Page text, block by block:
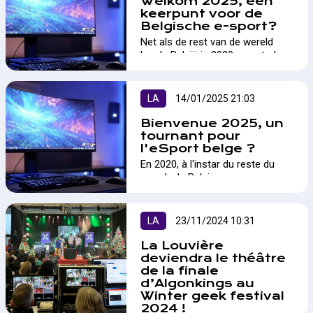
keerpunt voor de
Belgische e-sport?
Net als de rest van de wereld
kende België in 2020 een sterke
aanzienlijke investeringen. In
2024 was er echter wereldwijd
sprake van een zekere
stabilisatie. Hoe zit het vandaag
in ons land, en wat mogen we
verwachten in 2025? Een
analyse.…
LA 14/01/2025 21:03
Bienvenue 2025, un
tournant pour
l'eSport belge ?
En 2020, à l'instar du reste du
monde, la Belgique a connu un
prenant forme et amenant
parfois à de solides
investissements. En 2024
toutefois, un certaines
stabilisation à l'échelle mondiale
a été ressentie. Qu'en est il dans
notre pays et qu'en sera t'il en
2025 ? Analyse.…
LA 23/11/2024 10:31
La Louvière
deviendra le théâtre
de la finale
d’Algonkings au
Winter geek festival
2024 !